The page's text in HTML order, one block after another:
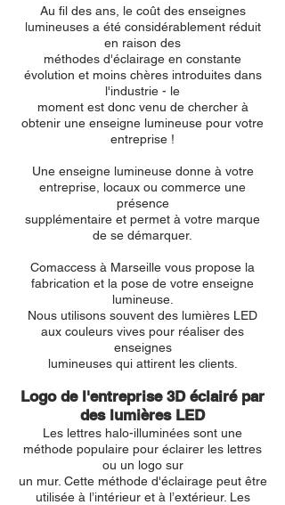
Au fil des ans, le coût des enseignes
lumineuses a été considérablement réduit
en raison des
méthodes d'éclairage en constante
évolution et moins chères introduites dans
l'industrie - le
moment est donc venu de chercher à
obtenir une enseigne lumineuse pour votre
entreprise !
Une enseigne lumineuse donne à votre
entreprise, locaux ou commerce une
présence
supplémentaire et permet à votre marque
de se démarquer.
Comaccess à Marseille vous propose la
fabrication et la pose de votre enseigne
lumineuse.
Nous utilisons souvent des lumières LED
aux couleurs vives pour réaliser des
enseignes
lumineuses qui attirent les clients.
Logo de l'entreprise 3D éclairé par
des lumières LED
Les lettres halo-illuminées sont une
méthode populaire pour éclairer les lettres
ou un logo sur
un mur. Cette méthode d'éclairage peut être
utilisée à l’intérieur et à l’extérieur. Les